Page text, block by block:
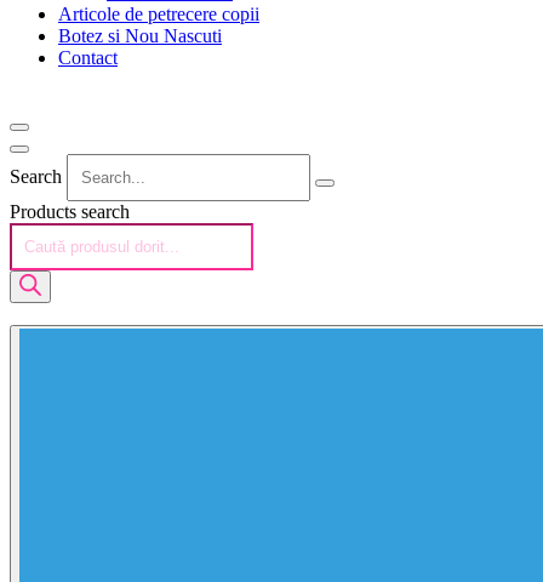
Articole de petrecere copii
Botez si Nou Nascuti
Contact
Search
Products search